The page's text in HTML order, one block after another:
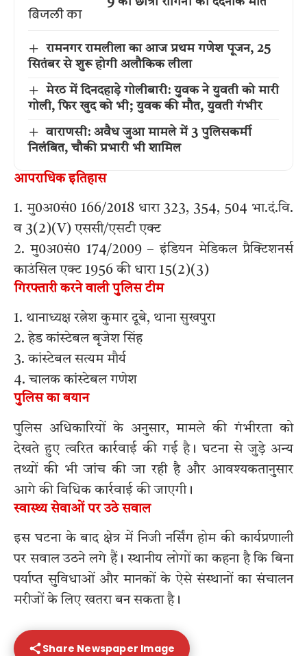
रामनगर रामलीला का आज प्रथम गणेश पूजन, 25
सितंबर से शुरू होगी अलौकिक लीला
मेरठ में दिनदहाड़े गोलीबारी: युवक ने युवती को मारी
गोली, फिर खुद को भी; युवक की मौत, युवती गंभीर
वाराणसी: अवैध जुआ मामले में 3 पुलिसकर्मी
निलंबित, चौकी प्रभारी भी शामिल
आपराधिक इतिहास
1. मु0अ0सं0 166/2018 धारा 323, 354, 504 भा.दं.वि.
व 3(2)(V) एससी/एसटी एक्ट
2. मु0अ0सं0 174/2009 – इंडियन मेडिकल प्रैक्टिशनर्स
काउंसिल एक्ट 1956 की धारा 15(2)(3)
गिरफ्तारी करने वाली पुलिस टीम
1. थानाध्यक्ष रत्नेश कुमार दूबे, थाना सुखपुरा
2. हेड कांस्टेबल बृजेश सिंह
3. कांस्टेबल सत्यम मौर्य
4. चालक कांस्टेबल गणेश
पुलिस का बयान
पुलिस अधिकारियों के अनुसार, मामले की गंभीरता को
देखते हुए त्वरित कार्रवाई की गई है। घटना से जुड़े अन्य
तथ्यों की भी जांच की जा रही है और आवश्यकतानुसार
आगे की विधिक कार्रवाई की जाएगी।
स्वास्थ्य सेवाओं पर उठे सवाल
इस घटना के बाद क्षेत्र में निजी नर्सिंग होम की कार्यप्रणाली
पर सवाल उठने लगे हैं। स्थानीय लोगों का कहना है कि बिना
पर्याप्त सुविधाओं और मानकों के ऐसे संस्थानों का संचालन
मरीजों के लिए खतरा बन सकता है।
Share Newspaper Image